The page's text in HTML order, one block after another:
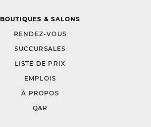
BOUTIQUES & SALONS
RENDEZ-VOUS
SUCCURSALES
LISTE DE PRIX
EMPLOIS
À PROPOS
Q&R